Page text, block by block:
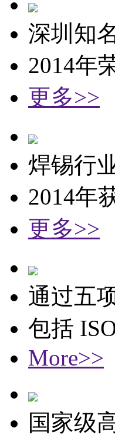
深圳知
2014年
更多>>
焊锡行
2014年
更多>>
通过五
包括
More>>
国家级